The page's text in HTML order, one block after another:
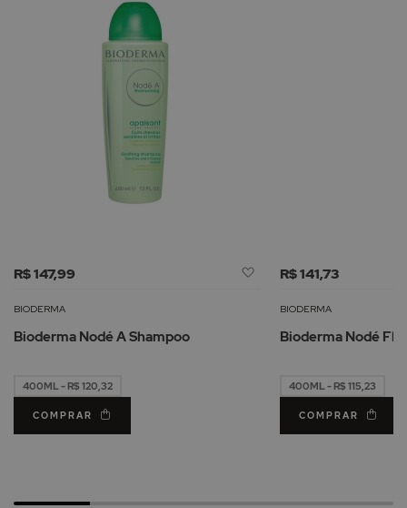
R$ 147,99
Adicionar
Lista
Desejos
BIODERMA
Bioderma Nodé A Shampoo
400ML - R$ 120,32
COMPRAR
R$ 141,73
BIODERMA
Bioderma Nodé
400ML - R$ 115,23
COMPRAR